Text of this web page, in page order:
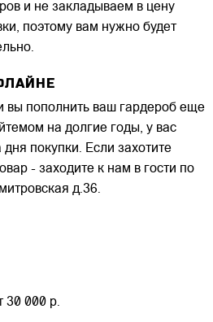
и не закладываем в цену
поэтому вам нужно будет
вы пополнить ваш гардероб еще
на долгие годы, у вас
дня покупки. Если захотите
- заходите к нам в гости по
д.36.
30 000 р.